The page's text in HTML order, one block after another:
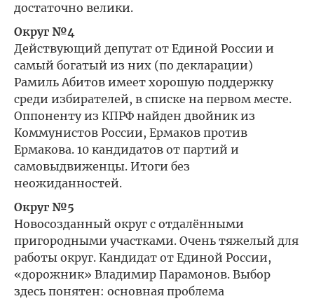
достаточно велики.
Округ №4
Действующий депутат от Единой России и
самый богатый из них (по декларации)
Рамиль Абитов имеет хорошую поддержку
среди избирателей, в списке на первом месте.
Оппоненту из КПРФ найден двойник из
Коммунистов России, Ермаков против
Ермакова. 10 кандидатов от партий и
самовыдвиженцы. Итоги без
неожиданностей.
Округ №5
Новосозданный округ с отдалёнными
пригородными участками. Очень тяжелый для
работы округ. Кандидат от Единой России,
«дорожник» Владимир Парамонов. Выбор
здесь понятен: основная проблема